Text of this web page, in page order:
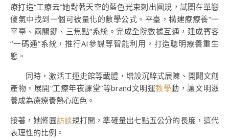
療打造“工療云”她對著天空的藍色光束刺出圓規，試圖在單戀
傻氣中找到一個可被量化的數學公式。平臺，構建療療養“一
平臺、兩關鍵、三焦點”系統。完成全院數據互通，建成賓客
“一碼通”系統，推行AI參謀等智能利用，打造聰明療養重生
態。
同時，激活工運史館等載體，增設沉醉式展陳、開闢文創
產物。展開“工療年夜課堂”等brand文明運教學動，讓文明滋
養成為療療養熱心底色。
接著，她將圓訪談規打開，準確量出七點五公分的長度，這代
表理性的比例。